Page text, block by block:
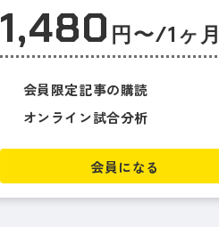
1,480 円〜/1ヶ月
会員限定記事の購読
オンライン試合分析
会員になる